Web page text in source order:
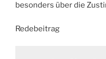
besonders über die
Redebeitrag